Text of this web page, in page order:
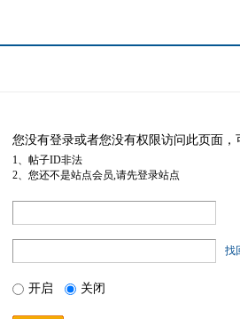
您没有登录或者您没有权限访问此页面
1、帖子ID非法
2、您还不是站点会员,请先登录站点
找
开启 关闭